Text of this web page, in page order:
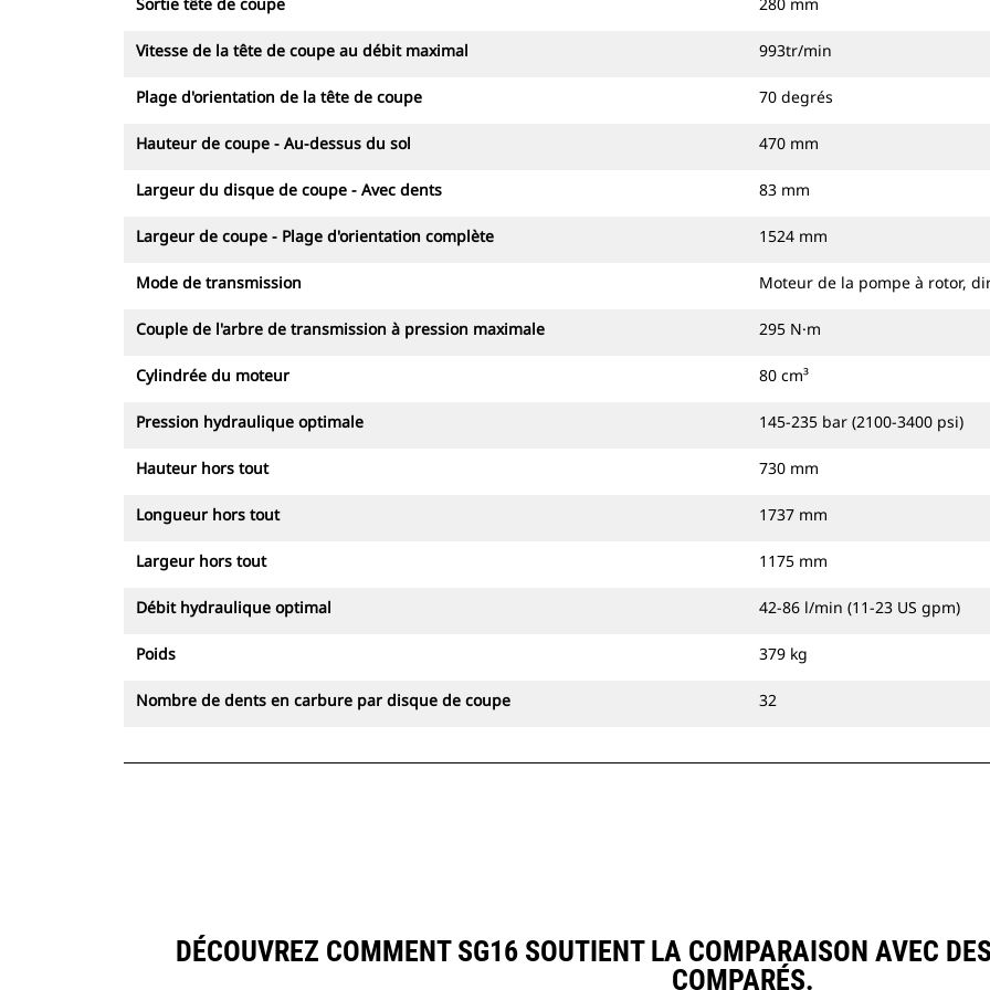
Vitesse de la tête de coupe au débit maximal 993tr/min
Plage d'orientation de la tête de coupe 70 degrés
Hauteur de coupe - Au-dessus du sol 470 mm
Largeur du disque de coupe - Avec dents 83 mm
Largeur de coupe - Plage d'orientation complète 1524 mm
Mode de transmission Moteur de la pompe à rotor,
Couple de l'arbre de transmission à pression maximale 295 N·m
Cylindrée du moteur 80 cm³
Pression hydraulique optimale 145-235 bar (2100-3400 psi)
Hauteur hors tout 730 mm
Longueur hors tout 1737 mm
Largeur hors tout 1175 mm
Débit hydraulique optimal 42-86 l/min (11-23 US gpm)
Poids 379 kg
Nombre de dents en carbure par disque de coupe 32
DÉCOUVREZ COMMENT SG16 SOUTIENT LA COMPARAISON AVEC
COMPARÉS.